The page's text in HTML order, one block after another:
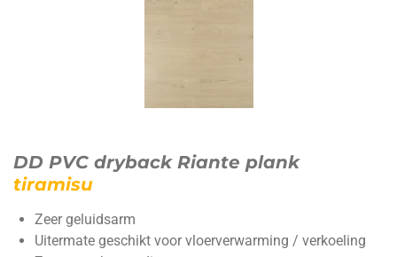
DD PVC dryback Riante plank
tiramisu
Zeer geluidsarm
Uitermate geschikt voor vloerverwarming / verkoeling